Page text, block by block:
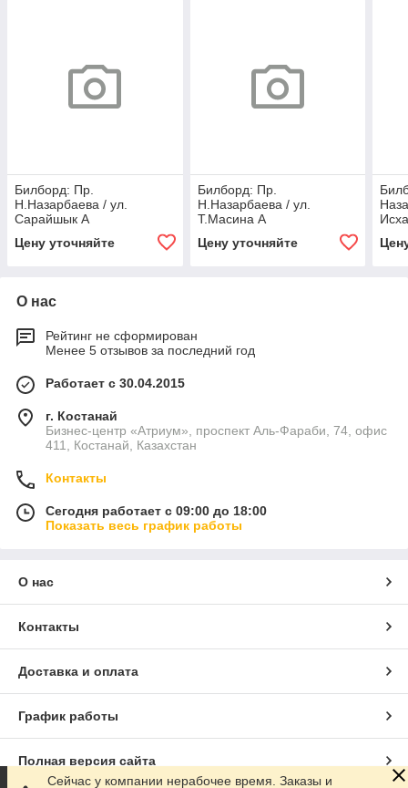
Билборд: Пр.
Н.Назарбаева / ул.
Сарайшык А
Цену уточняйте
Билборд: Пр.
Н.Назарбаева / ул.
Т.Масина А
Цену уточняйте
О нас
Рейтинг не сформирован
Менее 5 отзывов за последний год
Работает с 30.04.2015
г. Костанай
Бизнес-центр «Атриум», проспект Аль-Фараби, 74, офис
411, Костанай, Казахстан
Контакты
Сегодня работает с 09:00 до 18:00
Показать весь график работы
О нас
Контакты
Доставка и оплата
График работы
Полная версия сайта
Сейчас у компании нерабочее время. Заказы и